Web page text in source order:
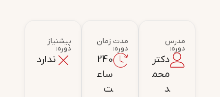
مدرس
دوره:
دکتر
محم
د
مدت زمان
دوره:
240
ساع
ت
پیشنیاز
دوره:
ندارد